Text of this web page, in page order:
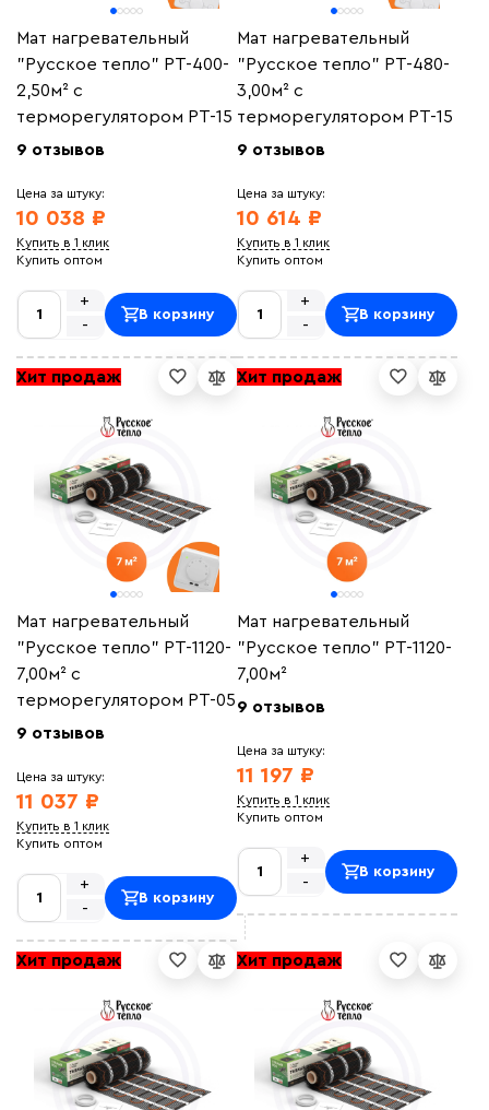
Мат нагревательный
"Русское тепло" РТ-400-
2,50м² с
терморегулятором РТ-15
9 отзывов
Цена за штуку:
10 038 ₽
Купить в 1 клик
Купить оптом
-
+
В корзину
Мат нагревательный
"Русское тепло" РТ-480-
3,00м² с
терморегулятором РТ-15
9 отзывов
Цена за штуку:
10 614 ₽
Купить в 1 клик
Купить оптом
-
+
В корзину
Хит продаж
Мат нагревательный
"Русское тепло" РТ-1120-
7,00м² с
терморегулятором РТ-05
9 отзывов
Цена за штуку:
11 037 ₽
Купить в 1 клик
Купить оптом
-
+
В корзину
Хит продаж
Мат нагревательный
"Русское тепло" РТ-1120-
7,00м²
9 отзывов
Цена за штуку:
11 197 ₽
Купить в 1 клик
Купить оптом
-
+
В корзину
Хит продаж Хит продаж